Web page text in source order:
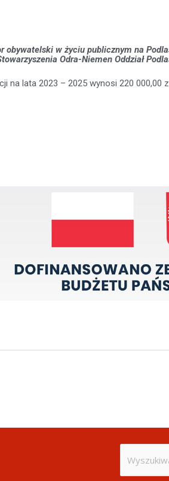
w życiu publicznym na
Odra-Niemen Oddział
lata 2023 – 2025 wynosi 220 000,00
Szukaj
dla: